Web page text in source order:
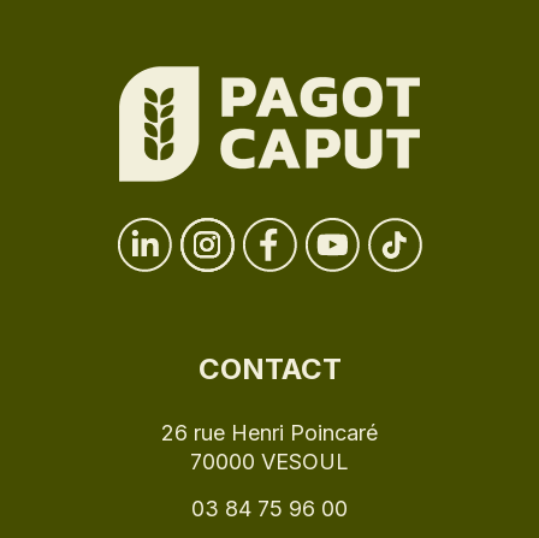
CONTACT
26 rue Henri Poincaré
70000 VESOUL
03 84 75 96 00